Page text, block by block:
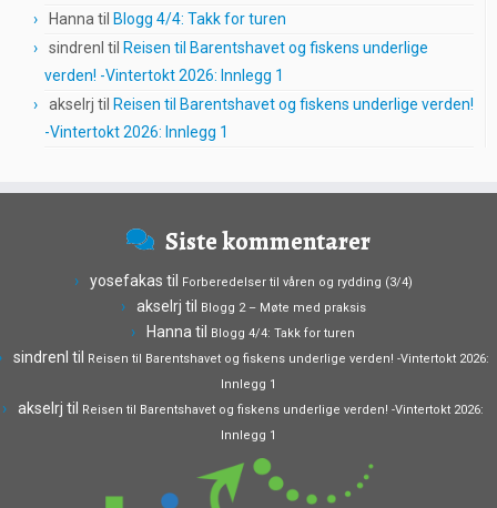
Hanna til Blogg 4/4: Takk for turen
sindrenl til Reisen til Barentshavet og fiskens underlige
verden! -Vintertokt 2026: Innlegg 1
akselrj til Reisen til Barentshavet og fiskens underlige verden!
-Vintertokt 2026: Innlegg 1
Siste kommentarer
yosefakas til Forberedelser til våren og rydding (3/4)
akselrj til Blogg 2 – Møte med praksis
Hanna til Blogg 4/4: Takk for turen
sindrenl til
Reisen til Barentshavet og fiskens underlige verden! -Vintertokt 2026:
Innlegg 1
akselrj til
Reisen til Barentshavet og fiskens underlige verden! -Vintertokt 2026:
Innlegg 1